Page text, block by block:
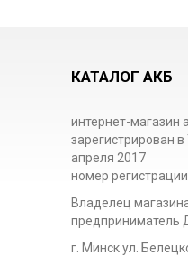
КАТАЛОГ АКБ
интернет-магазин
зарегистрирован
апреля 2017
номер
Владелец
предприниматель
г. Минск ул.